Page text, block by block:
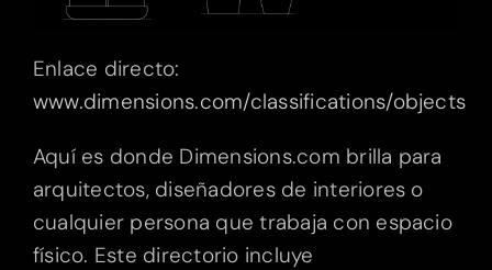
Enlace directo:
www.dimensions.com/classifications/objects
Aquí es donde Dimensions.com brilla para
arquitectos, diseñadores de interiores o
cualquier persona que trabaja con espacio
físico. Este directorio incluye